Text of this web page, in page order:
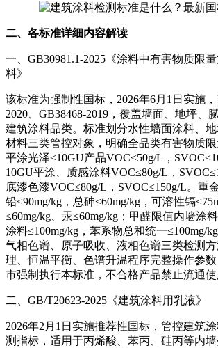
二、各标准详细内容解读
一、GB30981.1-2025《涂料中有害物质限
料》
该标准为强制性国标，2026年6月1日实施
2020、GB38468-2019，覆盖墙面、地坪、
建筑涂料品类。标准划分水性墙面涂料、
材料三类管控对象，明确全品类有害物质
平涂光泽≤10GU产品VOC≤50g/L，
10GU平涂、质感涂料VOC≤80g/L，
底漆色漆VOC≤80g/L，SVOC≤150g/L。重
铅≤90mg/kg，总砷≤60mg/kg，可溶性镉
≤60mg/kg、汞≤60mg/kg；甲醛限值内墙涂
涂料≤100mg/kg，苯系物总和统一≤100mg/
气相色谱、原子吸收、液相色谱三类检测
理、恒温平衡、色谱升温程序完整操作参
市强制执行本标准，不合格产品禁止流通使
二、GB/T20623-2025《建筑涂料用乳液》
2026年2月1日实施推荐性国标，管控建筑
测指标，适用于丙烯酸、苯丙、硅丙等内